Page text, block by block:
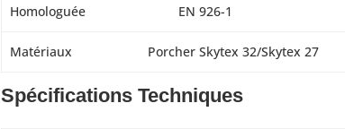
Homologuée EN 926-1
Matériaux Porcher Skytex 32/Skytex 27
Spécifications Techniques